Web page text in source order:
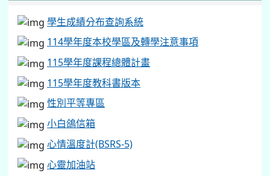
學生成績分布查詢系統
114學年度本校學區及轉學注意事項
115學年度課程總體計畫
115學年度教科書版本
性別平等專區
小白鴿信箱
心情溫度計(BSRS-5)
心靈加油站